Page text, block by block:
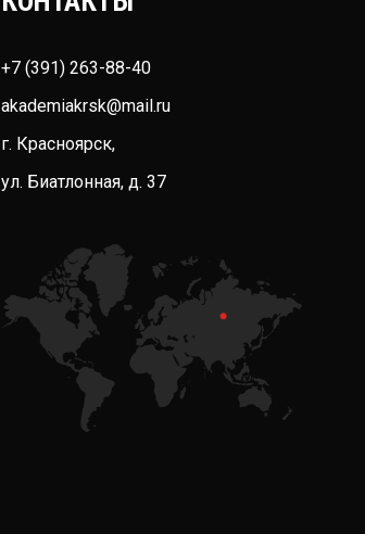
+7 (391) 263-88-40
akademiakrsk@mail.ru
г. Красноярск,
ул. Биатлонная, д. 37